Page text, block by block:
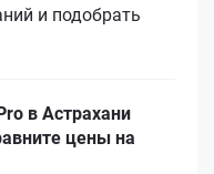
и подобрать
в Астрахани
цены на